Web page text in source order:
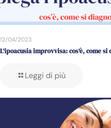
12/04/2023
L’ipoacusia improvvisa: cos’è, come
Leggi di più